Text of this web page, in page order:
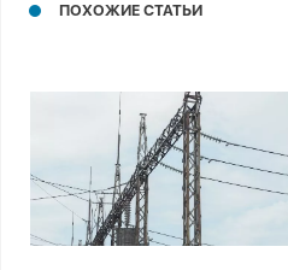
ПОХОЖИЕ СТАТЬИ